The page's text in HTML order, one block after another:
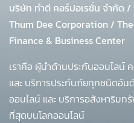
บริษัท ทำดี คอร์ปอเรชั่น จำกัด /
Thum Dee Corporation /
Finance & Business Center
เราคือ ผู้นำด้านประกันออนไลน์
และ บริการประกันภัยทุกชนิดอัน
ออนไลน์ และ บริการอสังหาริมท
ที่สุดบนโลกออนไลน์